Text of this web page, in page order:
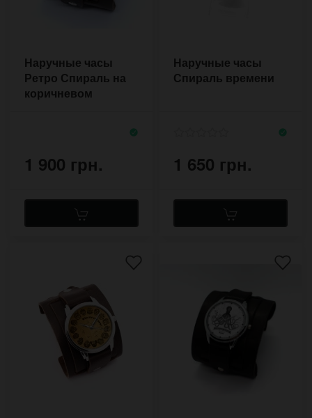
Наручные часы
Ретро Спираль на
коричневом
1 900 грн.
Наручные часы
Спираль времени
1 650 грн.